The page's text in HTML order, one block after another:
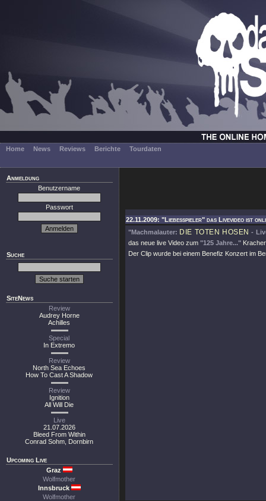
Home News Reviews Berichte Tourdaten
Anmeldung
Benutzername
Passwort
Suche
SiteNews
Review
Audrey Horne
Achilles
Special
In Extremo
Review
North Sea Echoes
How To Cast A Shadow
Review
Ignition
All Will Die
Live
21.07.2026
Bleed From Within
Conrad Sohm, Dornbirn
Upcoming Live
Graz
Wolfmother
Innsbruck
Wolfmother
22.11.2009: "Liebesspieler" das Livevideo ist
"Machmalauter: DIE TOTEN HOSEN -
das neue live Video zum "125 Jahre..."
Der Clip wurde bei einem Benefiz Konzert im